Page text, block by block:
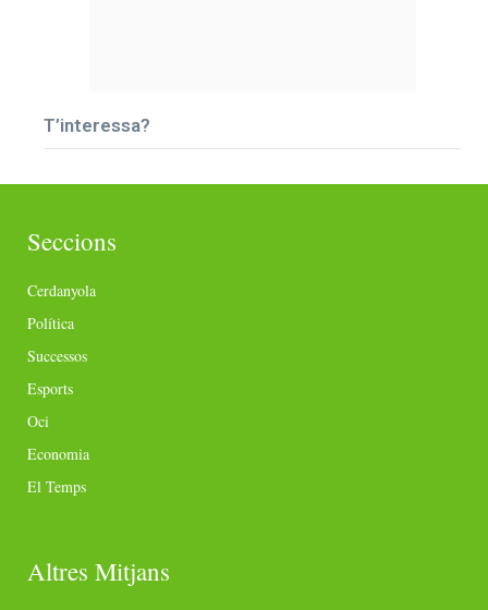
T’interessa?
Seccions
Cerdanyola
Política
Successos
Esports
Oci
Economia
El Temps
Altres Mitjans